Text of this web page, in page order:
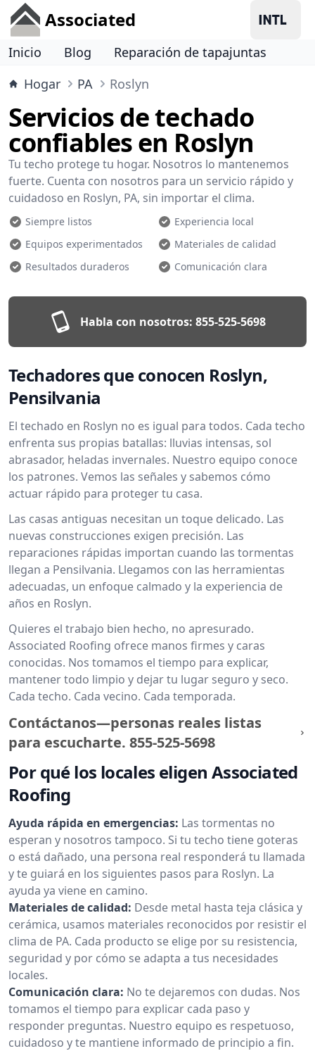
Associated
Inicio Blog
Reparación de tapajuntas
Hogar
PA Roslyn
Servicios de techado
confiables en Roslyn
Tu techo protege tu hogar. Nosotros lo mantenemos
fuerte. Cuenta con nosotros para un servicio rápido y
cuidadoso en Roslyn, PA, sin importar el clima.
Siempre listos
Experiencia local
Equipos experimentados
Materiales de calidad
Resultados duraderos
Comunicación clara
Habla con nosotros: 855-525-5698
Techadores que conocen Roslyn,
Pensilvania
El techado en Roslyn no es igual para todos. Cada techo
enfrenta sus propias batallas: lluvias intensas, sol
abrasador, heladas invernales. Nuestro equipo conoce
los patrones. Vemos las señales y sabemos cómo
actuar rápido para proteger tu casa.
Las casas antiguas necesitan un toque delicado. Las
nuevas construcciones exigen precisión. Las
reparaciones rápidas importan cuando las tormentas
llegan a Pensilvania. Llegamos con las herramientas
adecuadas, un enfoque calmado y la experiencia de
años en Roslyn.
Quieres el trabajo bien hecho, no apresurado.
Associated Roofing ofrece manos firmes y caras
conocidas. Nos tomamos el tiempo para explicar,
mantener todo limpio y dejar tu lugar seguro y seco.
Cada techo. Cada vecino. Cada temporada.
Contáctanos—personas reales listas
para escucharte. 855-525-5698
Por qué los locales eligen Associated
Roofing
Ayuda rápida en emergencias: Las tormentas no
esperan y nosotros tampoco. Si tu techo tiene goteras
o está dañado, una persona real responderá tu llamada
y te guiará en los siguientes pasos para Roslyn. La
ayuda ya viene en camino.
Materiales de calidad: Desde metal hasta teja clásica y
cerámica, usamos materiales reconocidos por resistir el
clima de PA. Cada producto se elige por su resistencia,
seguridad y por cómo se adapta a tus necesidades
locales.
Comunicación clara: No te dejaremos con dudas. Nos
tomamos el tiempo para explicar cada paso y
responder preguntas. Nuestro equipo es respetuoso,
cuidadoso y te mantiene informado de principio a fin.